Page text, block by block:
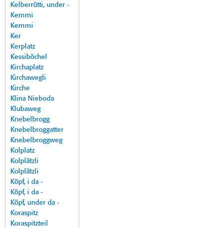
Kelberrütti, under -
Kemmi
Kemmi
Ker
Kerplatz
Kessiböchel
Kirchaplatz
Kirchawegli
Kirche
Klina Nieboda
Klubaweg
Knebelbrogg
Knebelbroggatter
Knebelbroggweg
Kolplatz
Kolplätzli
Kolplätzli
Köpf, i da -
Köpf, i da -
Köpf, under da -
Koraspitz
Koraspitzteil